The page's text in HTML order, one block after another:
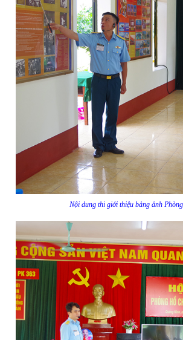
Nội dung thi giới thiệu bảng ảnh